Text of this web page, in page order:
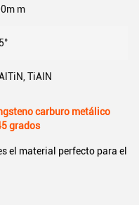
m
TiAIN
carburo metálico
grados
el material perfecto para el